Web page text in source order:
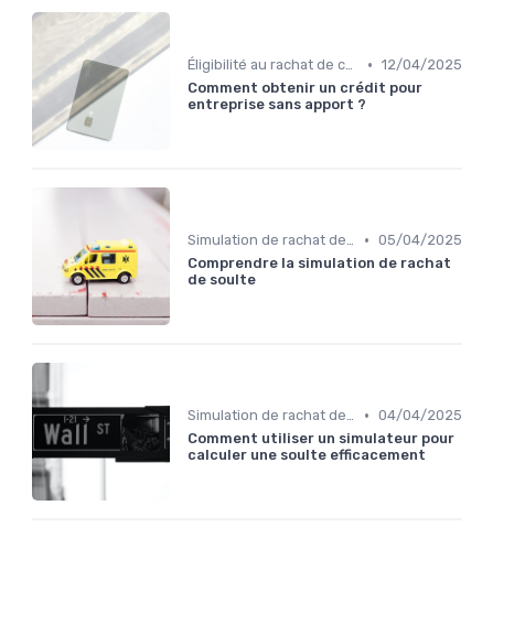
Éligibilité au rachat de crédit • 12/04/2025
Comment obtenir un crédit pour
entreprise sans apport ?
Simulation de rachat de crédit • 05/04/2025
Comprendre la simulation de rachat
de soulte
Simulation de rachat de crédit • 04/04/2025
Comment utiliser un simulateur pour
calculer une soulte efficacement